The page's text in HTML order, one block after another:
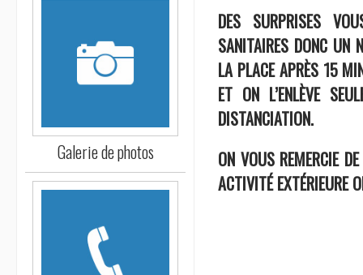
DES SURPRISES
SANITAIRES DONC UN
LA PLACE APRÈS 15
ET ON L’ENLÈVE
DISTANCIATION.
ON VOUS REMERCIE
ACTIVITÉ EXTÉRIEURE
Galerie de photos